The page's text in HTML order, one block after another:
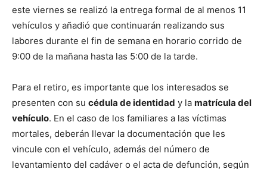
este viernes se realizó la entrega formal de al menos 11
vehículos y añadió que continuarán realizando sus
labores durante el fin de semana en horario corrido de
9:00 de la mañana hasta las 5:00 de la tarde.
Para el retiro, es importante que los interesados se
presenten con su cédula de identidad y la matrícula del
vehículo. En el caso de los familiares a las víctimas
mortales, deberán llevar la documentación que les
vincule con el vehículo, además del número de
levantamiento del cadáver o el acta de defunción, según